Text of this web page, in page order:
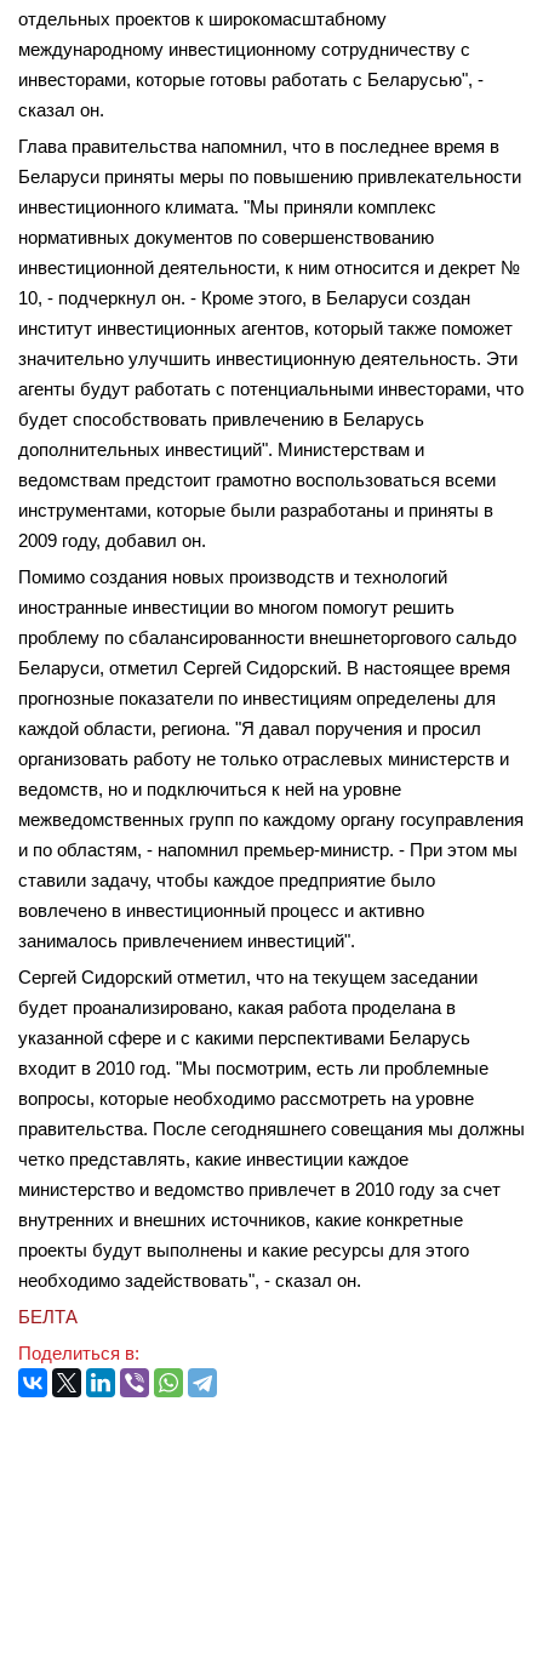
отдельных проектов к широкомасштабному
международному инвестиционному сотрудничеству с
инвесторами, которые готовы работать с Беларусью", -
сказал он.
Глава правительства напомнил, что в последнее время в
Беларуси приняты меры по повышению привлекательности
инвестиционного климата. "Мы приняли комплекс
нормативных документов по совершенствованию
инвестиционной деятельности, к ним относится и декрет №
10, - подчеркнул он. - Кроме этого, в Беларуси создан
институт инвестиционных агентов, который также поможет
значительно улучшить инвестиционную деятельность. Эти
агенты будут работать с потенциальными инвесторами, что
будет способствовать привлечению в Беларусь
дополнительных инвестиций". Министерствам и
ведомствам предстоит грамотно воспользоваться всеми
инструментами, которые были разработаны и приняты в
2009 году, добавил он.
Помимо создания новых производств и технологий
иностранные инвестиции во многом помогут решить
проблему по сбалансированности внешнеторгового сальдо
Беларуси, отметил Сергей Сидорский. В настоящее время
прогнозные показатели по инвестициям определены для
каждой области, региона. "Я давал поручения и просил
организовать работу не только отраслевых министерств и
ведомств, но и подключиться к ней на уровне
межведомственных групп по каждому органу госуправления
и по областям, - напомнил премьер-министр. - При этом мы
ставили задачу, чтобы каждое предприятие было
вовлечено в инвестиционный процесс и активно
занималось привлечением инвестиций".
Сергей Сидорский отметил, что на текущем заседании
будет проанализировано, какая работа проделана в
указанной сфере и с какими перспективами Беларусь
входит в 2010 год. "Мы посмотрим, есть ли проблемные
вопросы, которые необходимо рассмотреть на уровне
правительства. После сегодняшнего совещания мы должны
четко представлять, какие инвестиции каждое
министерство и ведомство привлечет в 2010 году за счет
внутренних и внешних источников, какие конкретные
проекты будут выполнены и какие ресурсы для этого
необходимо задействовать", - сказал он.
БЕЛТА
Поделиться в: